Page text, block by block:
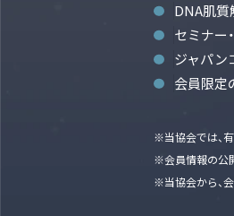
DNA肌
セミナー
ジャパン
会員限定
※当協会では、
※会員情報の公
※当協会から、